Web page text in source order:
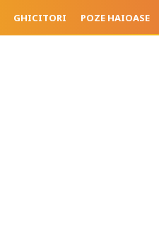
GHICITORI POZE HAIOASE